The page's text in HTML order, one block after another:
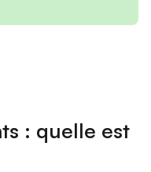
: quelle est